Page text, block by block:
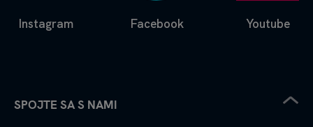
Facebook
Instagram Youtube
SPOJTE SA S NAMI